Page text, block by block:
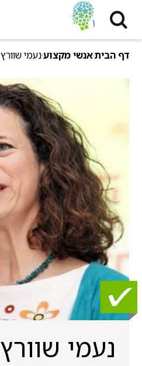
דף הביתאנשי מקצוענעמי שוורץ
נעמי שוורץ